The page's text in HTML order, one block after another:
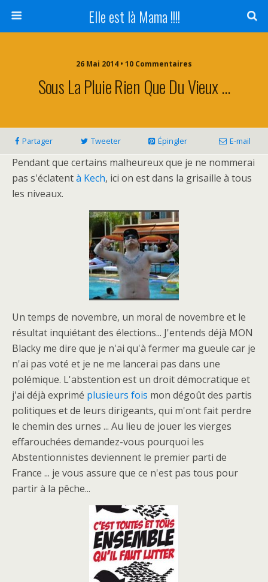
Elle est là Mama !!!!
26 Mai 2014 • 10 Commentaires
Sous La Pluie Rien Que Du Vieux …
Partager Tweeter Épingler E-mail
Pendant que certains malheureux que je ne nommerai
pas s'éclatentà Kech, ici on est dans la grisaille à tous
les niveaux.
Un temps de novembre, un moral de novembre et le
résultat inquiétant des élections... J'entends déjà MON
Blacky me dire que je n'ai qu'à fermer ma gueule car je
n'ai pas voté et je ne me lancerai pas dans une
polémique. L'abstention est un droit démocratique et
j'ai déjà exprimé plusieurs fois mon dégoût des partis
politiques et de leurs dirigeants, qui m'ont fait perdre
le chemin des urnes ... Au lieu de jouer les vierges
effarouchées demandez-vous pourquoi les
Abstentionnistes deviennent le premier parti de
France ... je vous assure que ce n'est pas tous pour
partir à la pêche...